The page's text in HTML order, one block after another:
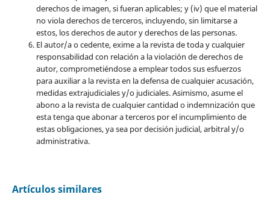
derechos de imagen, si fueran aplicables; y (iv) que el material
no viola derechos de terceros, incluyendo, sin limitarse a
estos, los derechos de autor y derechos de las personas.
El autor/a o cedente, exime a la revista de toda y cualquier
responsabilidad con relación a la violación de derechos de
autor, comprometiéndose a emplear todos sus esfuerzos
para auxiliar a la revista en la defensa de cualquier acusación,
medidas extrajudiciales y/o judiciales. Asimismo, asume el
abono a la revista de cualquier cantidad o indemnización que
esta tenga que abonar a terceros por el incumplimiento de
estas obligaciones, ya sea por decisión judicial, arbitral y/o
administrativa.
Artículos similares